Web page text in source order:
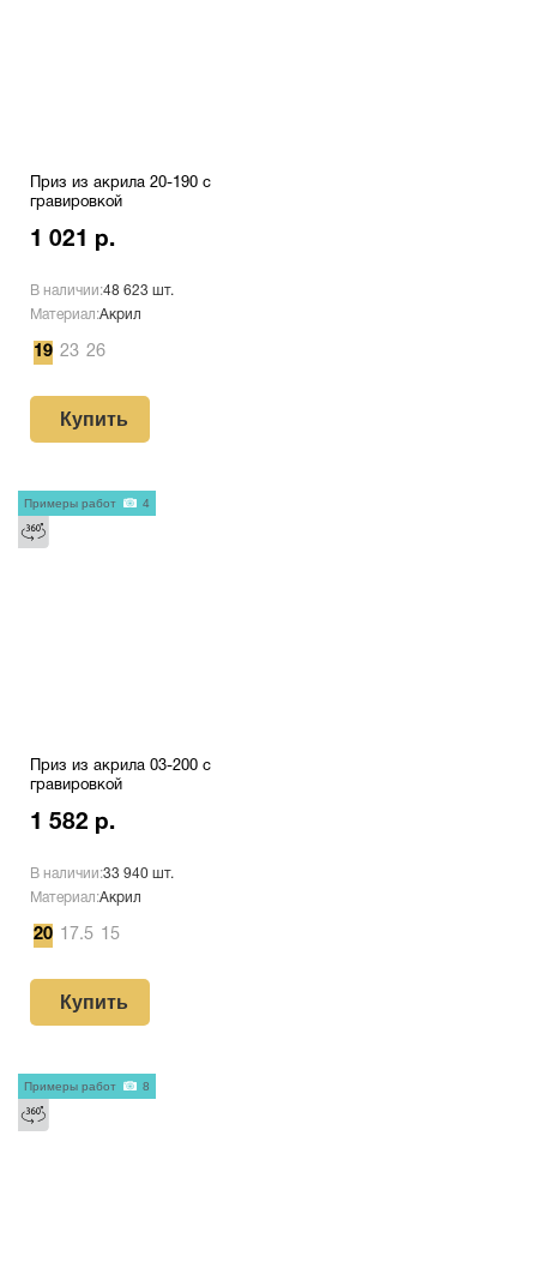
Приз из акрила 20-190 с
гравировкой
1 021 р.
В наличии:48 623 шт.
Материал:Акрил
19 23 26
Купить
Приз из акрила 03-200 с
гравировкой
1 582 р.
В наличии:33 940 шт.
Материал:Акрил
20 17.5 15
Купить
Примеры работ 4
Примеры работ 8